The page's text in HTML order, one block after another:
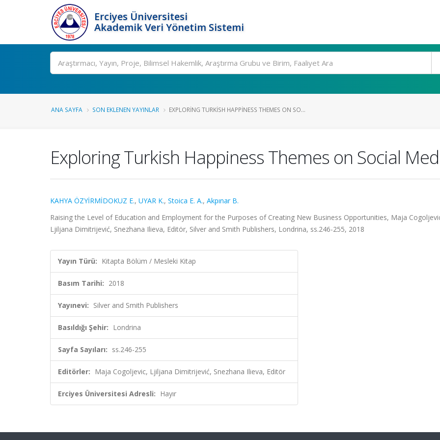
Erciyes Üniversitesi
Akademik Veri Yönetim Sistemi
Ara
ANA SAYFA SON EKLENEN YAYINLAR EXPLORING TURKISH HAPPINESS THEMES ON SO...
Exploring Turkish Happiness Themes on Social
KAHYA ÖZYİRMİDOKUZ E., UYAR K., Stoica E. A., Akpınar B.
Raising the Level of Education and Employment for the Purposes of Creating New Business Opportunities, Maja
Ljiljana Dimitrijević, Snezhana Ilieva, Editör, Silver and Smith Publishers, Londrina, ss.246-255, 2018
Yayın Türü: Kitapta Bölüm / Mesleki Kitap
Basım Tarihi: 2018
Yayınevi: Silver and Smith Publishers
Basıldığı Şehir: Londrina
Sayfa Sayıları: ss.246-255
Editörler: Maja Cogoljevic, Ljiljana Dimitrijević, Snezhana Ilieva, Editör
Erciyes Üniversitesi Adresli: Hayır